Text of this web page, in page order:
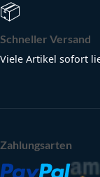
📦
Schneller Versand
Viele Artikel sofort
Zahlungsarten